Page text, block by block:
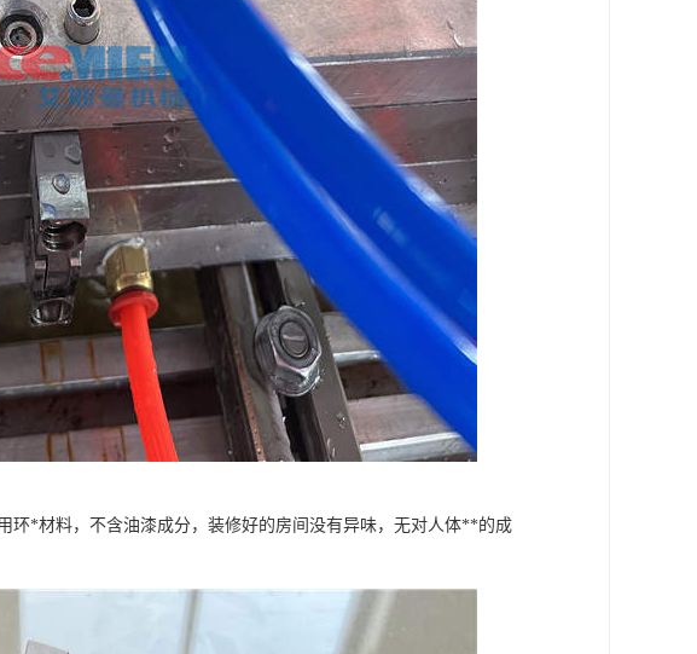
环*材料，不含油漆成分，装修好的房间没有异味，无对人体**的成